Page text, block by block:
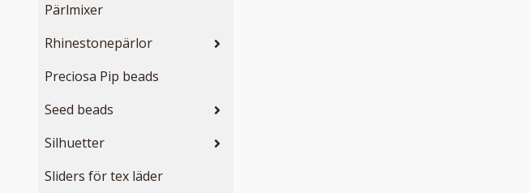
Pärlmixer
Rhinestonepärlor
Preciosa Pip beads
Seed beads
Silhuetter
Sliders för tex läder